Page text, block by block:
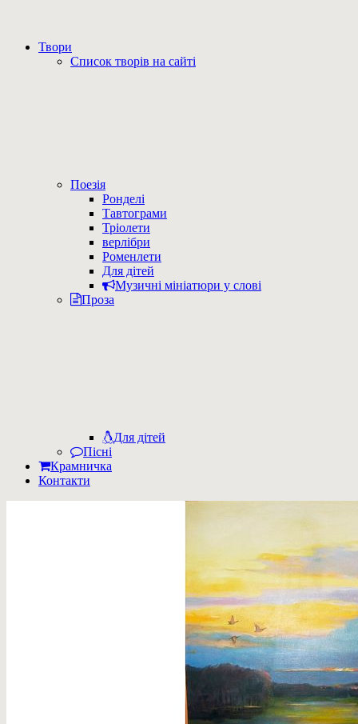
Твори
Список творів на сайті
Поезія
Ронделі
Тавтограми
Тріолети
верлібри
Роменлети
Для дітей
Музичні мініатюри у слові
Проза
Для дітей
Пісні
Крамничка
Контакти